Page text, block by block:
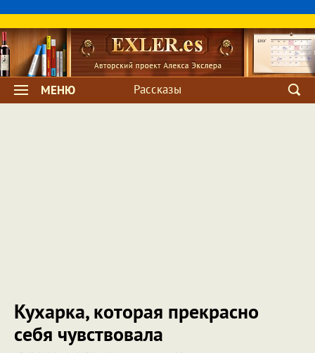
МЕНЮ Рассказы
Кухарка, которая прекрасно
себя чувствовала